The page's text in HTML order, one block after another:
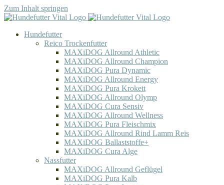
Zum Inhalt springen
Hundefutter
Reico Trockenfutter
MAXiDOG Allround Athletic
MAXiDOG Allround Champion
MAXiDOG Pura Dynamic
MAXiDOG Allround Energy
MAXiDOG Pura Krokett
MAXiDOG Allround Olymp
MAXiDOG Cura Sensiv
MAXiDOG Allround Wellness
MAXiDOG Pura Fleischmix
MAXiDOG Allround Rind Lamm Reis
MAXiDOG Ballaststoffe+
MAXiDOG Cura Alge
Nassfutter
MAXiDOG Allround Geflügel
MAXiDOG Pura Kalb